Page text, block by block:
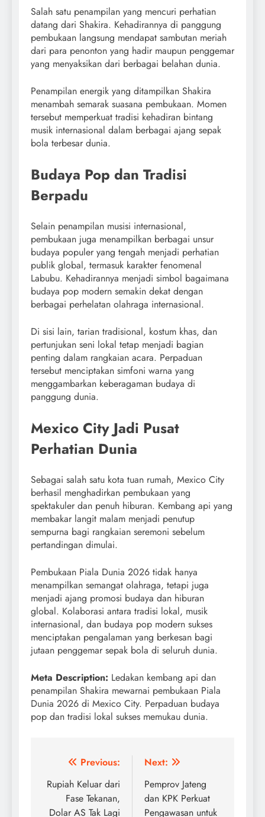
Salah satu penampilan yang mencuri perhatian
datang dari Shakira. Kehadirannya di panggung
pembukaan langsung mendapat sambutan meriah
dari para penonton yang hadir maupun penggemar
yang menyaksikan dari berbagai belahan dunia.
Penampilan energik yang ditampilkan Shakira
menambah semarak suasana pembukaan. Momen
tersebut memperkuat tradisi kehadiran bintang
musik internasional dalam berbagai ajang sepak
bola terbesar dunia.
Budaya Pop dan Tradisi
Berpadu
Selain penampilan musisi internasional,
pembukaan juga menampilkan berbagai unsur
budaya populer yang tengah menjadi perhatian
publik global, termasuk karakter fenomenal
Labubu. Kehadirannya menjadi simbol bagaimana
budaya pop modern semakin dekat dengan
berbagai perhelatan olahraga internasional.
Di sisi lain, tarian tradisional, kostum khas, dan
pertunjukan seni lokal tetap menjadi bagian
penting dalam rangkaian acara. Perpaduan
tersebut menciptakan simfoni warna yang
menggambarkan keberagaman budaya di
panggung dunia.
Mexico City Jadi Pusat
Perhatian Dunia
Sebagai salah satu kota tuan rumah, Mexico City
berhasil menghadirkan pembukaan yang
spektakuler dan penuh hiburan. Kembang api yang
membakar langit malam menjadi penutup
sempurna bagi rangkaian seremoni sebelum
pertandingan dimulai.
Pembukaan Piala Dunia 2026 tidak hanya
menampilkan semangat olahraga, tetapi juga
menjadi ajang promosi budaya dan hiburan
global. Kolaborasi antara tradisi lokal, musik
internasional, dan budaya pop modern sukses
menciptakan pengalaman yang berkesan bagi
jutaan penggemar sepak bola di seluruh dunia.
Meta Description: Ledakan kembang api dan
penampilan Shakira mewarnai pembukaan Piala
Dunia 2026 di Mexico City. Perpaduan budaya
pop dan tradisi lokal sukses memukau dunia.
Post
navigation
Previous:
Rupiah Keluar dari
Fase Tekanan,
Dolar AS Tak Lagi
Next:
Pemprov Jateng
dan KPK Perkuat
Pengawasan untuk